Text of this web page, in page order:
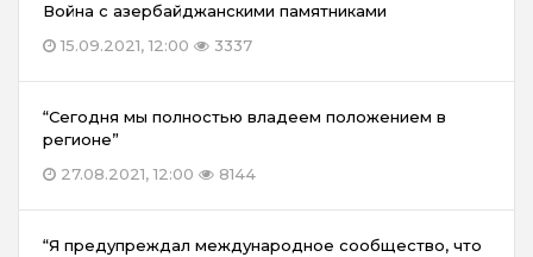
Война с азербайджанскими памятниками
15.09.2021, 12:00
3337
“Сегодня мы полностью владеем положением в
регионе”
27.08.2021, 12:00
8144
“Я предупреждал международное сообщество, что